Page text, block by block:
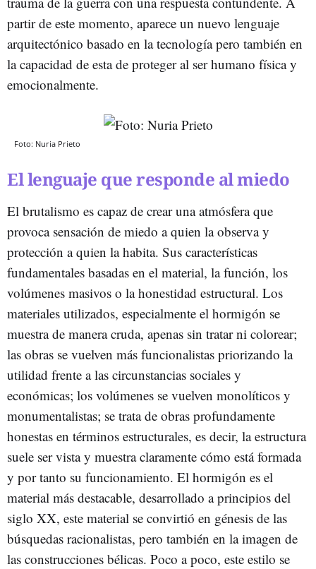
partir de este momento, aparece un nuevo lenguaje
arquitectónico basado en la tecnología pero también en
la capacidad de esta de proteger al ser humano física y
emocionalmente.
Foto: Nuria Prieto
El lenguaje que responde al miedo
El brutalismo es capaz de crear una atmósfera que
provoca sensación de miedo a quien la observa y
protección a quien la habita. Sus características
fundamentales basadas en el material, la función, los
volúmenes masivos o la honestidad estructural. Los
materiales utilizados, especialmente el hormigón se
muestra de manera cruda, apenas sin tratar ni colorear;
las obras se vuelven más funcionalistas priorizando la
utilidad frente a las circunstancias sociales y
económicas; los volúmenes se vuelven monolíticos y
monumentalistas; se trata de obras profundamente
honestas en términos estructurales, es decir, la estructura
suele ser vista y muestra claramente cómo está formada
y por tanto su funcionamiento. El hormigón es el
material más destacable, desarrollado a principios del
siglo XX, este material se convirtió en génesis de las
búsquedas racionalistas, pero también en la imagen de
las construcciones bélicas. Poco a poco, este estilo se